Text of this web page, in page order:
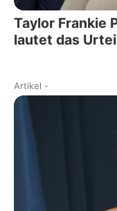
Taylor Frankie
lautet das
Artikel -